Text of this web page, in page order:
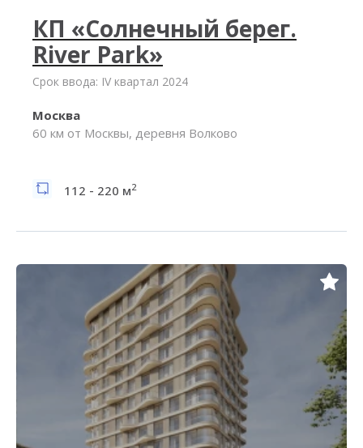
КП «Солнечный берег.
River Park»
Срок ввода: IV квартал 2024
Москва
60 км от Москвы, деревня Волково
112 - 220 м2